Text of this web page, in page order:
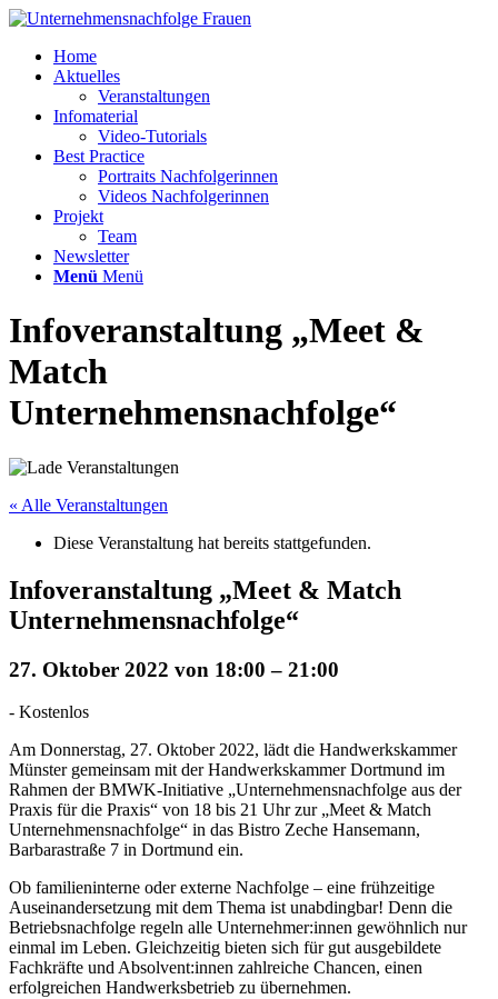
Home
Aktuelles
Veranstaltungen
Infomaterial
Video-Tutorials
Best Practice
Portraits Nachfolgerinnen
Videos Nachfolgerinnen
Projekt
Team
Newsletter
Menü Menü
Infoveranstaltung „Meet &
Match
Unternehmensnachfolge“
« Alle Veranstaltungen
Diese Veranstaltung hat bereits stattgefunden.
Infoveranstaltung „Meet & Match
Unternehmensnachfolge“
27. Oktober 2022 von 18:00 – 21:00
- Kostenlos
Am Donnerstag, 27. Oktober 2022, lädt die Handwerkskammer
Münster gemeinsam mit der Handwerkskammer Dortmund im
Rahmen der BMWK-Initiative „Unternehmensnachfolge aus der
Praxis für die Praxis“ von 18 bis 21 Uhr zur „Meet & Match
Unternehmensnachfolge“ in das Bistro Zeche Hansemann,
Barbarastraße 7 in Dortmund ein.
Ob familieninterne oder externe Nachfolge – eine frühzeitige
Auseinandersetzung mit dem Thema ist unabdingbar! Denn die
Betriebsnachfolge regeln alle Unternehmer:innen gewöhnlich nur
einmal im Leben. Gleichzeitig bieten sich für gut ausgebildete
Fachkräfte und Absolvent:innen zahlreiche Chancen, einen
erfolgreichen Handwerksbetrieb zu übernehmen.